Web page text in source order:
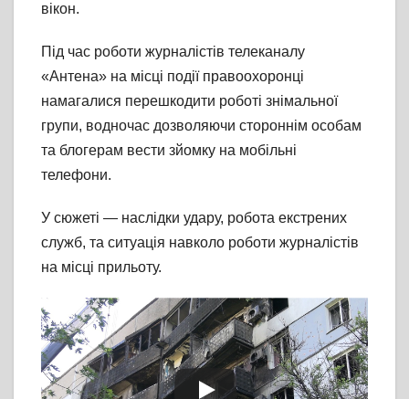
вікон.
Під час роботи журналістів телеканалу
«Антена» на місці події правоохоронці
намагалися перешкодити роботі знімальної
групи, водночас дозволяючи стороннім особам
та блогерам вести зйомку на мобільні
телефони.
У сюжеті — наслідки удару, робота екстрених
служб, та ситуація навколо роботи журналістів
на місці прильоту.